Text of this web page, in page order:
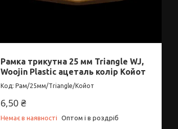
Рамка трикутна 25 мм Triangle WJ,
Woojin Plastic ацеталь колір Койот
Рам/25мм/Triangle/Койот
6,50 ₴
Немає в наявності Оптом і в роздріб